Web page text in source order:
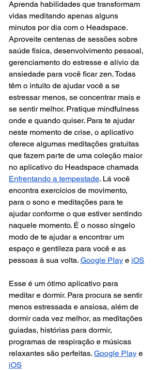
Aprenda habilidades que transformam
vidas meditando apenas alguns
minutos por dia com o Headspace.
Aproveite centenas de sessões sobre
saúde física, desenvolvimento pessoal,
gerenciamento do estresse e alívio da
ansiedade para você ficar zen. Todas
têm o intuito de ajudar você a se
estressar menos, se concentrar mais e
se sentir melhor. Pratique mindfulness
onde e quando quiser. Para te ajudar
neste momento de crise, o aplicativo
oferece algumas meditações gratuitas
que fazem parte de uma coleção maior
no aplicativo do Headspace chamada
Enfrentando a tempestade. Lá você
encontra exercícios de movimento,
para o sono e meditações para te
ajudar conforme o que estiver sentindo
naquele momento. É o nosso singelo
modo de te ajudar a encontrar um
espaço e gentileza para você e as
pessoas à sua volta. Google Play e iOS
Esse é um ótimo aplicativo para
meditar e dormir. Para procura se sentir
menos estressada e ansiosa, além de
dormir cada vez melhor, as meditações
guiadas, histórias para dormir,
programas de respiração e músicas
relaxantes são perfeitas. Google Play e
iOS